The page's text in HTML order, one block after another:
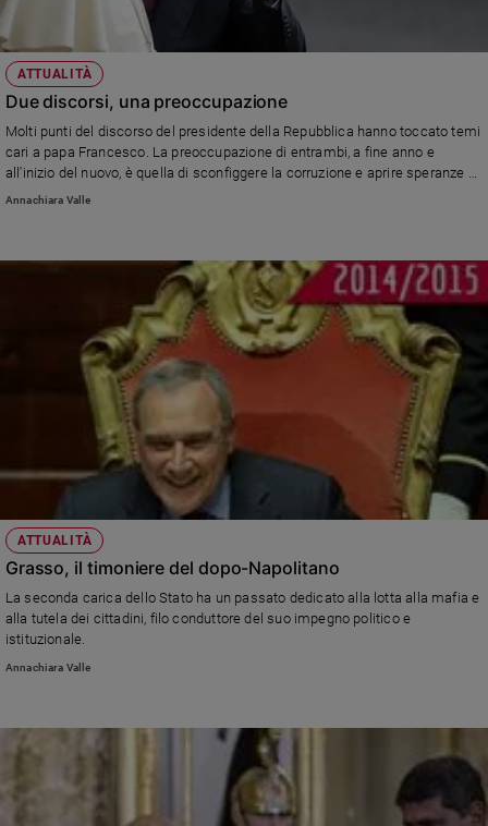
ATTUALITÀ
Due discorsi, una preoccupazione
Molti punti del discorso del presidente della Repubblica hanno toccato temi
cari a papa Francesco. La preoccupazione di entrambi, a fine anno e
all'inizio del nuovo, è quella di sconfiggere la corruzione e aprire speranze ai
giovani.
Annachiara Valle
ATTUALITÀ
Grasso, il timoniere del dopo-Napolitano
La seconda carica dello Stato ha un passato dedicato alla lotta alla mafia e
alla tutela dei cittadini, filo conduttore del suo impegno politico e
istituzionale.
Annachiara Valle